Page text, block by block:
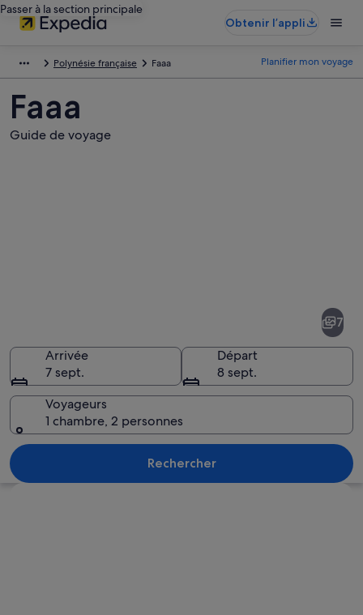
Passer à la section principale
Obtenir l’appli
Polynésie française Faaa Planifier mon voyage
Faaa
Guide de voyage
Un paysage côtier offrant une vue
7
Arrivée
7 sept.
Départ
8 sept.
Voyageurs
1 chambre, 2 personnes
Rechercher